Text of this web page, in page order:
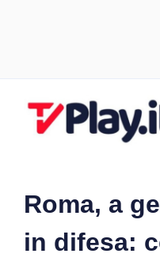
Roma, a
in difesa: